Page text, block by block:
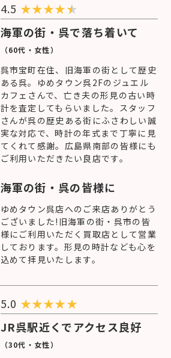
4.5 ★★★★
海軍の街・呉で落ち着いて
（60代・女性）
呉市宝町在住、旧海軍の街として歴史
ある呉。ゆめタウン呉2Fのジュエル
カフェさんで、亡き夫の形見の古い時
計を査定してもらいました。スタッフ
さんが呉の歴史ある街にふさわしい誠
実な対応で、時計の年式まで丁寧に見
てくれて感謝。広島県南部の皆様にも
ご利用いただきたい良店です。
海軍の街・呉の皆様に
ゆめタウン呉店へのご来店ありがとう
ございました!旧海軍の街・呉市の皆
様にご利用いただく買取店として営業
しております。形見の時計なども心を
込めて拝見いたします。
5.0 ★★★★★
JR呉駅近くでアクセス良好
（30代・女性）